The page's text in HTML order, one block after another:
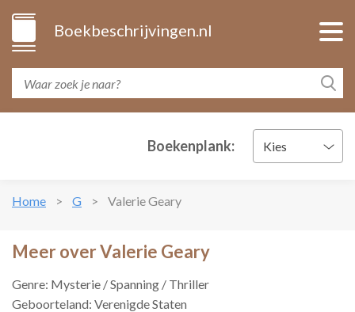
Boekbeschrijvingen.nl
Boekenplank: Kies
Home G Valerie Geary
Meer over Valerie Geary
Genre: Mysterie / Spanning / Thriller
Geboorteland: Verenigde Staten